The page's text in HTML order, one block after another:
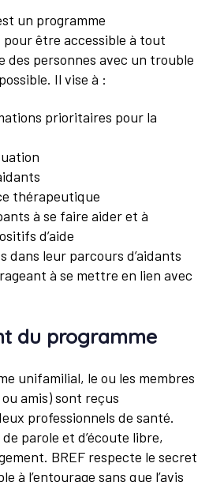
un programme
être accessible à tout
des personnes avec un trouble
Il vise à :
prioritaires pour la
thérapeutique
à se faire aider et à
d’aide
dans leur parcours d’aidants
à se mettre en lien avec
du programme
unifamilial, le ou les membres
amis) sont reçus
professionnels de santé.
parole et d’écoute libre,
BREF respecte le secret
à l’entourage sans que l’avis